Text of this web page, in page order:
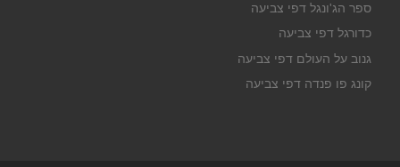
ספר הג'ונגל דפי צביעה
כדורגל דפי צביעה
גנוב על העולם דפי צביעה
קונג פו פנדה דפי צביעה